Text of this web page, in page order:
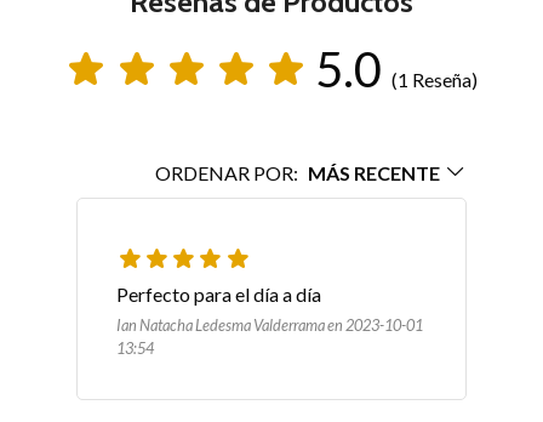
5.0(1 Reseña)
ORDENAR POR: MÁS RECENTE
Ian Natacha Ledesma Valderrama en 2023-10-01
13:54